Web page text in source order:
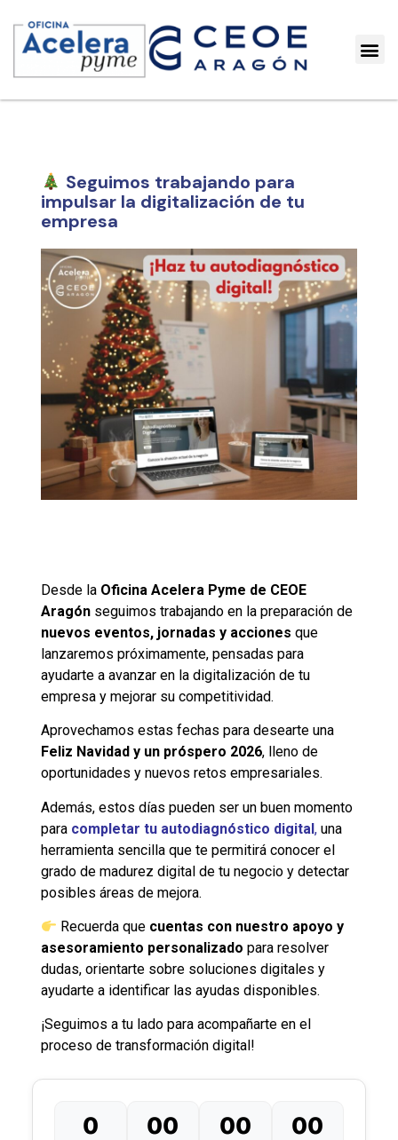
Seguimos trabajando para
impulsar la digitalización de tu
empresa
Desde la Oficina Acelera Pyme de CEOE
Aragón seguimos trabajando en la preparación de
nuevos eventos, jornadas y acciones que
lanzaremos próximamente, pensadas para
ayudarte a avanzar en la digitalización de tu
empresa y mejorar su competitividad.
Aprovechamos estas fechas para desearte una
Feliz Navidad y un próspero 2026, lleno de
oportunidades y nuevos retos empresariales.
Además, estos días pueden ser un buen momento
para completar tu autodiagnóstico digital, una
herramienta sencilla que te permitirá conocer el
grado de madurez digital de tu negocio y detectar
posibles áreas de mejora.
Recuerda que cuentas con nuestro apoyo y
asesoramiento personalizado para resolver
dudas, orientarte sobre soluciones digitales y
ayudarte a identificar las ayudas disponibles.
¡Seguimos a tu lado para acompañarte en el
proceso de transformación digital!
0 00 00 00